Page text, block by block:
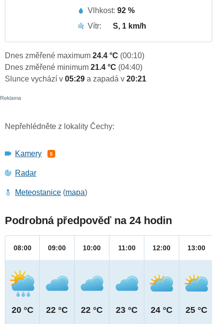
Vlhkost: 92 %
Vítr:
S, 1 km/h
Dnes změřené maximum 24.4 °C (00:10)
Dnes změřené minimum 21.4 °C (04:40)
Slunce vychází v 05:29 a zapadá v 20:21
Nepřehlédněte z lokality Čechy:
Kamery 5
Radar
Meteostanice (mapa)
Podrobná předpověď na 24 hodin
08:00
20 °C
09:00
22 °C
10:00
22 °C
11:00
23 °C
12:00
24 °C
13:00
25 °C